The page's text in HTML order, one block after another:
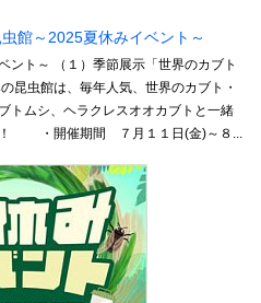
館～2025夏休みイベント～
ント～ （１）季節展示「世界のカブト
館は、毎年人気、世界のカブト・
トムシ、ヘラクレスオオカブトと一緒
！ ・開催期間 ７月１１日(金)～８...